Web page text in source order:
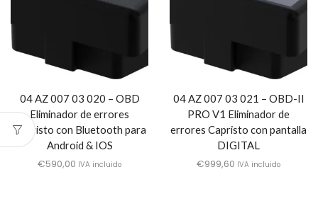
04 AZ 007 03 020 – OBD
Eliminador de errores
Capristo con Bluetooth para
Android & IOS
€590,00 IVA incluido
04 AZ 007 03 021 – OBD-II
PRO V1 Eliminador de
errores Capristo con pantalla
DIGITAL
€999,60 IVA incluido